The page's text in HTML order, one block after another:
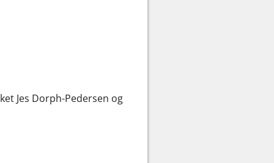
Jes Dorph-Pedersen og